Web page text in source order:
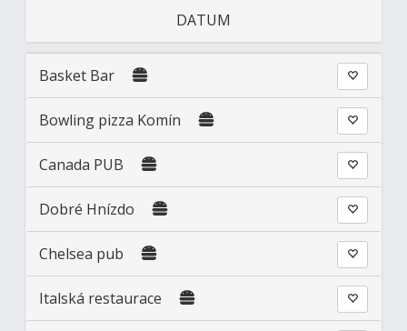
DATUM
Basket Bar
Bowling pizza Komín
Canada PUB
Dobré Hnízdo
Chelsea pub
Italská restaurace